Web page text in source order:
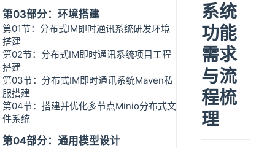
第03部分：环境搭建
第01节：分布式IM即时通讯系统研发环境
搭建
第02节：分布式IM即时通讯系统项目工程
搭建
第03节：分布式IM即时通讯系统Maven私
服搭建
第04节：搭建并优化多节点Minio分布式文
件系统
第04部分：通用模型设计
系统
功能
需求
与流
程梳
理